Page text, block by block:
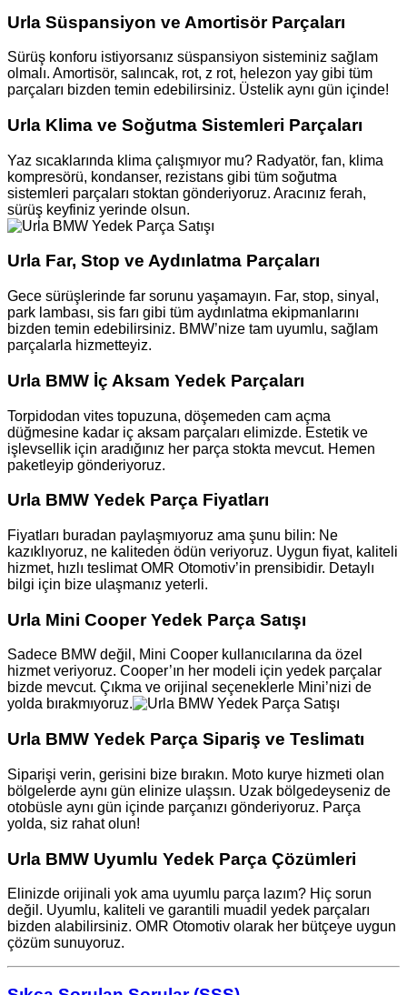
Urla Süspansiyon ve Amortisör Parçaları
Sürüş konforu istiyorsanız süspansiyon sisteminiz sağlam
olmalı. Amortisör, salıncak, rot, z rot, helezon yay gibi tüm
parçaları bizden temin edebilirsiniz. Üstelik aynı gün içinde!
Urla Klima ve Soğutma Sistemleri Parçaları
Yaz sıcaklarında klima çalışmıyor mu? Radyatör, fan, klima
kompresörü, kondanser, rezistans gibi tüm soğutma
sistemleri parçaları stoktan gönderiyoruz. Aracınız ferah,
sürüş keyfiniz yerinde olsun.
Urla Far, Stop ve Aydınlatma Parçaları
Gece sürüşlerinde far sorunu yaşamayın. Far, stop, sinyal,
park lambası, sis farı gibi tüm aydınlatma ekipmanlarını
bizden temin edebilirsiniz. BMW’nize tam uyumlu, sağlam
parçalarla hizmetteyiz.
Urla BMW İç Aksam Yedek Parçaları
Torpidodan vites topuzuna, döşemeden cam açma
düğmesine kadar iç aksam parçaları elimizde. Estetik ve
işlevsellik için aradığınız her parça stokta mevcut. Hemen
paketleyip gönderiyoruz.
Urla BMW Yedek Parça Fiyatları
Fiyatları buradan paylaşmıyoruz ama şunu bilin: Ne
kazıklıyoruz, ne kaliteden ödün veriyoruz. Uygun fiyat, kaliteli
hizmet, hızlı teslimat OMR Otomotiv’in prensibidir. Detaylı
bilgi için bize ulaşmanız yeterli.
Urla Mini Cooper Yedek Parça Satışı
Sadece BMW değil, Mini Cooper kullanıcılarına da özel
hizmet veriyoruz. Cooper’ın her modeli için yedek parçalar
bizde mevcut. Çıkma ve orijinal seçeneklerle Mini’nizi de
yolda bırakmıyoruz.
Urla BMW Yedek Parça Sipariş ve Teslimatı
Siparişi verin, gerisini bize bırakın. Moto kurye hizmeti olan
bölgelerde aynı gün elinize ulaşsın. Uzak bölgedeyseniz de
otobüsle aynı gün içinde parçanızı gönderiyoruz. Parça
yolda, siz rahat olun!
Urla BMW Uyumlu Yedek Parça Çözümleri
Elinizde orijinali yok ama uyumlu parça lazım? Hiç sorun
değil. Uyumlu, kaliteli ve garantili muadil yedek parçaları
bizden alabilirsiniz. OMR Otomotiv olarak her bütçeye uygun
çözüm sunuyoruz.